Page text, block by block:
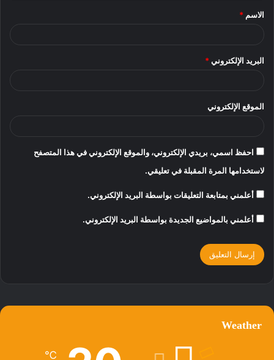
*
الاسم *
البريد الإلكتروني *
الموقع الإلكتروني
احفظ اسمي، بريدي الإلكتروني، والموقع الإلكتروني في هذا المتصفح
لاستخدامها المرة المقبلة في تعليقي.
أعلمني بمتابعة التعليقات بواسطة البريد الإلكتروني.
أعلمني بالمواضيع الجديدة بواسطة البريد الإلكتروني.
Weather
℃